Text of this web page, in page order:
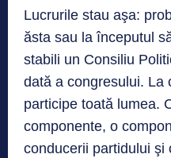
Lucrurile stau aşa:
ăsta sau la începutul
stabili un Consiliu
dată a congresului. La
participe toată lumea.
componente, o
conducerii partidului şi